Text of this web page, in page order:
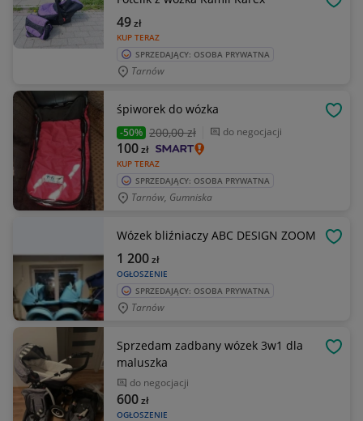
KUP TERAZ
49zł
SPRZEDAJĄCY: OSOBA PRYWATNA
Tarnów
śpiworek do wózka
-50% 200,00 zł do negocjacji
KUP TERAZ
100zł
SPRZEDAJĄCY: OSOBA PRYWATNA
Tarnów, Gumniska
Wózek bliźniaczy ABC DESIGN ZOOM
OGŁOSZENIE
1 200zł
SPRZEDAJĄCY: OSOBA PRYWATNA
Tarnów
Sprzedam zadbany wózek 3w1 dla
maluszka
do negocjacji
OGŁOSZENIE
600zł